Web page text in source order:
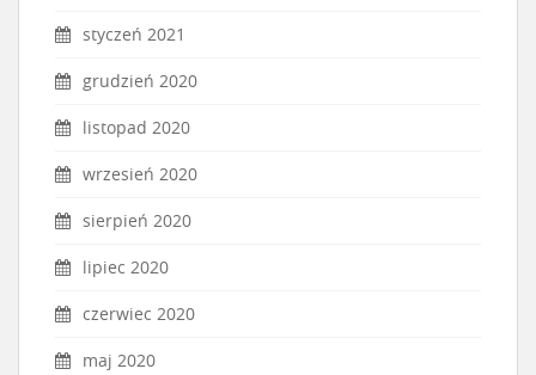
styczeń 2021
grudzień 2020
listopad 2020
wrzesień 2020
sierpień 2020
lipiec 2020
czerwiec 2020
maj 2020